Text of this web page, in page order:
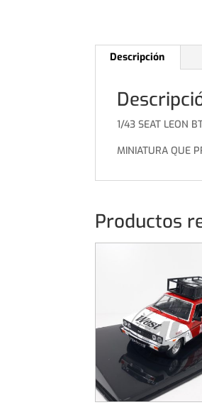
Descripción
1/43 SEAT LEON
MINIATURA QUE
Productos